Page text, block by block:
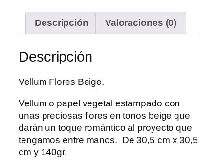
Descripción Valoraciones (0)
Descripción
Vellum Flores Beige.
Vellum o papel vegetal estampado con
unas preciosas flores en tonos beige que
darán un toque romántico al proyecto que
tengamos entre manos. De 30,5 cm x 30,5
cm y 140gr.